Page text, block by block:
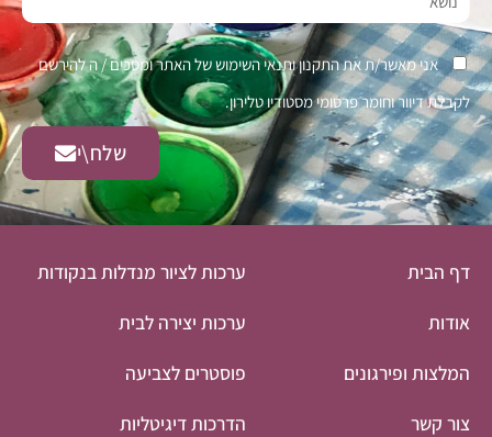
אני מאשר/ת את התקנון ותנאי השימוש של האתר ומסכים / ה להירשם
לקבלת דיוור וחומר פרסומי מסטודיו טלירון.
שלח\י
דף הבית
אודות
המלצות ופירגונים
צור קשר
ערכות לציור מנדלות בנקודות
ערכות יצירה לבית
פוסטרים לצביעה
הדרכות דיגיטליות